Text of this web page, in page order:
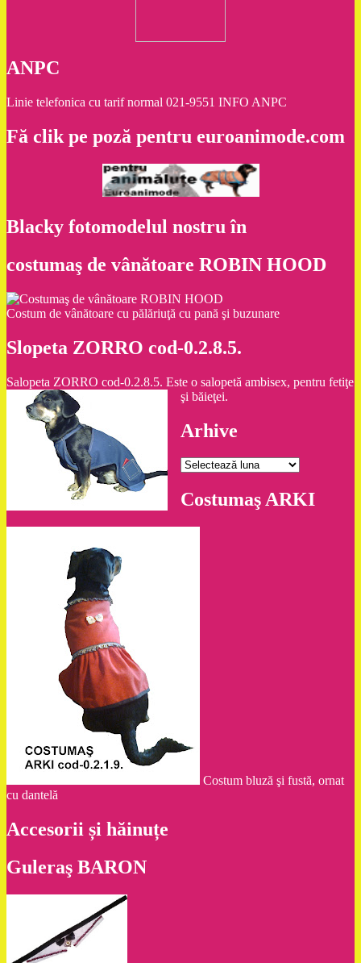
ANPC
Linie telefonica cu tarif normal 021-9551 INFO ANPC
Fă clik pe poză pentru euroanimode.com
Blacky fotomodelul nostru în
costumaş de vânătoare ROBIN HOOD
Costum de vânătoare cu pălăriuţă cu pană şi buzunare
Slopeta ZORRO cod-0.2.8.5.
Salopeta ZORRO cod-0.2.8.5. Este o salopetă ambisex, pentru fetiţe
şi băieţei.
Arhive
Arhive
Costumaş ARKI
Costum bluză şi fustă, ornat
cu dantelă
Accesorii și hăinuțe
Guleraş BARON